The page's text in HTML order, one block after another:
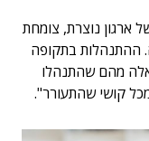
ארגון נוצרת, צומחת
ההתנהלות בתקופה
מהם שהתנהלו
קושי שהתעורר".